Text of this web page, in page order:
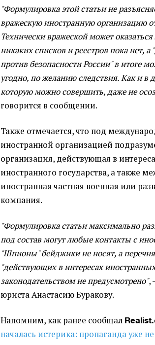
"Формулировка этой статьи не
вражескую иностранную организацию
Технически вражеской может
никаких списков и реестров пока нет, а
против безопасности России" в итоге
угодно, по желанию следствия. Как и в
которую можно совершить, даже не
говорится в сообщении.
Также отмечается, что под
иностранной организацией
организация, действующая в
иностранного государства, а также
иностранная частная военная или
компания.
"Формулировка статьи максимально
под состав могут любые контакты с
"Шпионы" бейджики не носят, а
"действующих в интересах
законодательством не предусмотрено",
юриста Анастасию Буракову.
Напомним, как ранее сообщал
началась истерика: пропаганда уже